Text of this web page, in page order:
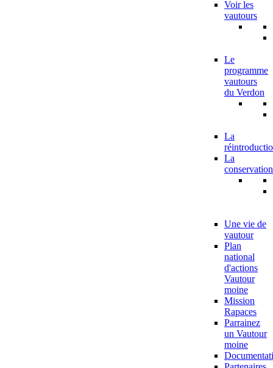
Voir les
vautours
Le
programme
vautours
du Verdon
La
La
conservation
Une vie de
vautour
Plan
national
d'actions
Vautour
moine
Mission
Rapaces
Parrainez
un Vautour
moine